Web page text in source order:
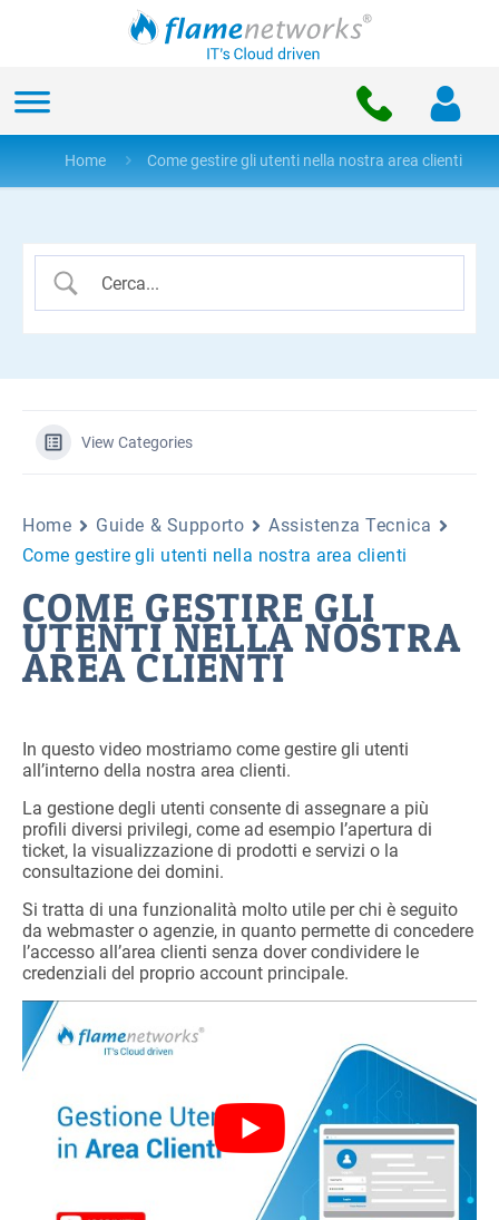
Home Come gestire gli utenti nella nostra area clienti
View Categories
Home Guide & Supporto
Assistenza Tecnica
Come gestire gli utenti nella nostra area clienti
COME GESTIRE GLI
UTENTI NELLA NOSTRA
AREA CLIENTI
In questo video mostriamo come gestire gli utenti
all’interno della nostra area clienti.
La gestione degli utenti consente di assegnare a più
profili diversi privilegi, come ad esempio l’apertura di
ticket, la visualizzazione di prodotti e servizi o la
consultazione dei domini.
Si tratta di una funzionalità molto utile per chi è seguito
da webmaster o agenzie, in quanto permette di concedere
l’accesso all’area clienti senza dover condividere le
credenziali del proprio account principale.